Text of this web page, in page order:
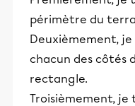
périmètre du
Deuxièmement,
chacun des côtés
rectangle.
Troisièmement, je